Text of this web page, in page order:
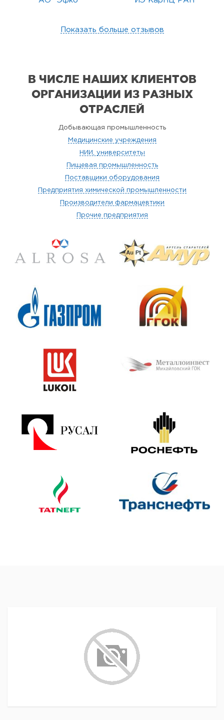
Показать больше отзывов
В ЧИСЛЕ НАШИХ КЛИЕНТОВ
ОРГАНИЗАЦИИ ИЗ РАЗНЫХ
ОТРАСЛЕЙ
Добывающая промышленность
Медицинские учреждения
НИИ, университеты
Пищевая промышленность
Поставщики оборудования
Предприятия химической промышленности
Производители фармацевтики
Прочие предприятия